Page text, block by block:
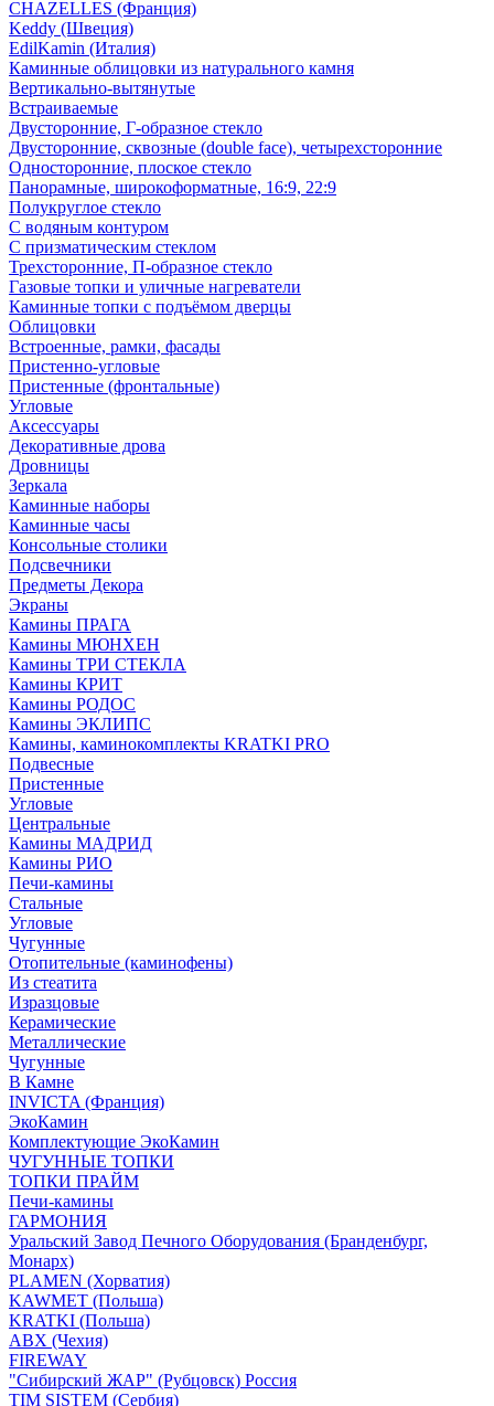
CHAZELLES (Франция)
Keddy (Швеция)
EdilKamin (Италия)
Каминные облицовки из натурального камня
Вертикально-вытянутые
Встраиваемые
Двусторонние, Г-образное стекло
Двусторонние, сквозные (double face), четырехсторонние
Односторонние, плоское стекло
Панорамные, широкоформатные, 16:9, 22:9
Полукруглое стекло
С водяным контуром
С призматическим стеклом
Трехсторонние, П-образное стекло
Газовые топки и уличные нагреватели
Каминные топки с подъёмом дверцы
Облицовки
Встроенные, рамки, фасады
Пристенно-угловые
Пристенные (фронтальные)
Угловые
Аксессуары
Декоративные дрова
Дровницы
Зеркала
Каминные наборы
Каминные часы
Консольные столики
Подсвечники
Предметы Декора
Экраны
Камины ПРАГА
Камины МЮНХЕН
Камины ТРИ СТЕКЛА
Камины КРИТ
Камины РОДОС
Камины ЭКЛИПС
Камины, каминокомплекты KRATKI PRO
Подвесные
Пристенные
Угловые
Центральные
Камины МАДРИД
Камины РИО
Печи-камины
Стальные
Угловые
Чугунные
Отопительные (каминофены)
Из стеатита
Изразцовые
Керамические
Металлические
Чугунные
В Камне
INVICTA (Франция)
ЭкоКамин
Комплектующие ЭкоКамин
ЧУГУННЫЕ ТОПКИ
ТОПКИ ПРАЙМ
Печи-камины
ГАРМОНИЯ
Уральский Завод Печного Оборудования (Бранденбург,
Монарх)
PLAMEN (Хорватия)
KAWMET (Польша)
KRATKI (Польша)
ABX (Чехия)
FIREWAY
"Сибирский ЖАР" (Рубцовск) Россия
TIM SISTEM (Сербия)